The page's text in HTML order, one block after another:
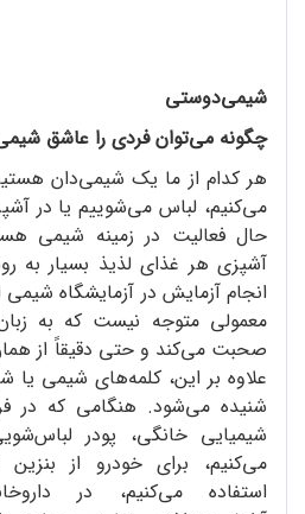
شیمی‌دوستی
چگونه می‌توان فردی را عاشق
هر کدام از ما یک شیمی‌دان
می‌کنیم، لباس می‌شوییم یا در
حال فعالیت در زمینه شیمی
آشپزی هر غذای لذیذ بسیار به
انجام آزمایش در آزمایشگاه
معمولی متوجه نیست که به
صحبت می‌کند و حتی دقیقاً از
علاوه بر این، کلمه‌های شیمی یا
شنیده می‌شود. هنگامی که در
شیمیایی خانگی، پودر
می‌کنیم، برای خودرو از بنزین
استفاده می‌کنیم، در